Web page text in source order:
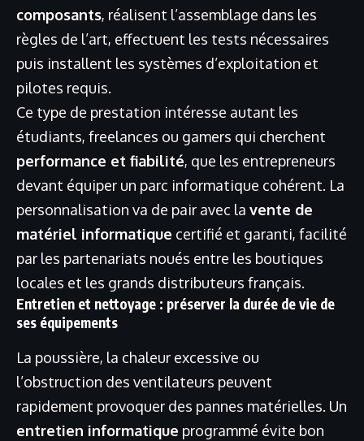
composants, réalisent l’assemblage dans les
règles de l’art, effectuent les tests nécessaires
puis installent les systèmes d’exploitation et
pilotes requis.
Ce type de prestation intéresse autant les
étudiants, freelances ou gamers qui cherchent
performance et fiabilité, que les entrepreneurs
devant équiper un parc informatique cohérent. La
personnalisation va de pair avec la vente de
matériel informatique certifié et garanti, facilité
par les partenariats noués entre les boutiques
locales et les grands distributeurs français.
Entretien et nettoyage : préserver la durée de vie de
ses équipements
La poussière, la chaleur excessive ou
l’obstruction des ventilateurs peuvent
rapidement provoquer des pannes matérielles. Un
entretien informatique programmé évite bon